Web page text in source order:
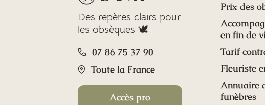
Des repères clairs pour
les obsèques 🕊️
07 86 75 37 90
Toute la France
Accès pro
Prix des
en fin de
Tarif
Fleuriste
Annuaire
funèbres